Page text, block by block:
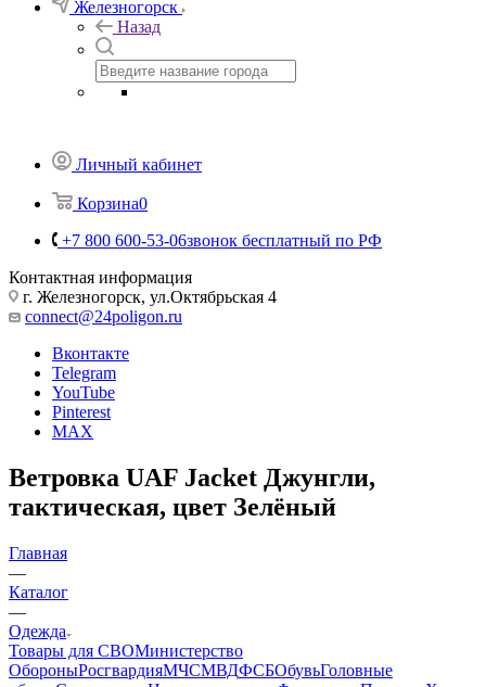
Железногорск
Назад
Личный кабинет
Корзина0
+7 800 600-53-06звонок бесплатный по РФ
Контактная информация
г. Железногорск, ул.Октябрьская 4
connect@24poligon.ru
Вконтакте
Telegram
YouTube
Pinterest
MAX
Ветровка UAF Jacket Джунгли,
тактическая, цвет Зелёный
Главная
—
Каталог
—
Одежда
Товары для СВОМинистерство
ОбороныРосгвардияМЧСМВДФСБОбувьГоловные